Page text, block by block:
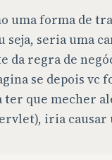
uma forma de
seja, seria uma
da regra de
se depois vc
que mecher
iria causar